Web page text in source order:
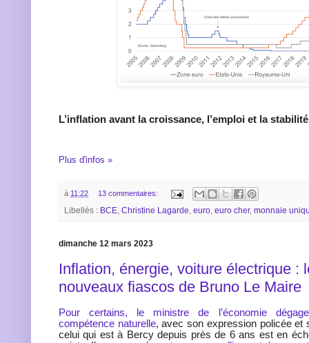
L’inflation avant la croissance, l’emploi et la
Plus d'infos »
à 11:22 13 commentaires:
Libellés : BCE, Christine Lagarde, euro, euro cher, monnaie
dimanche 12 mars 2023
Inflation, énergie, voiture électrique :
nouveaux fiascos de Bruno Le Maire
Pour certains, le ministre de l’économie
compétence naturelle, avec son expression policée et
celui qui est à Bercy depuis près de 6 ans est en